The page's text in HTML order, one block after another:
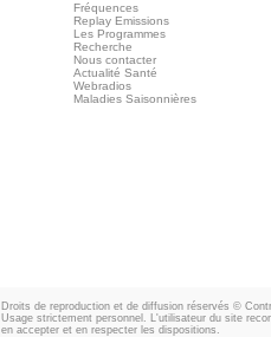
Fréquences
Replay Emissions
Les Programmes
Recherche
Nous contacter
Actualité Santé
Webradios
Maladies Saisonnières
Droits de reproduction et de diffusion réservés ©
Usage strictement personnel. L'utilisateur du site
en accepter et en respecter les dispositions.